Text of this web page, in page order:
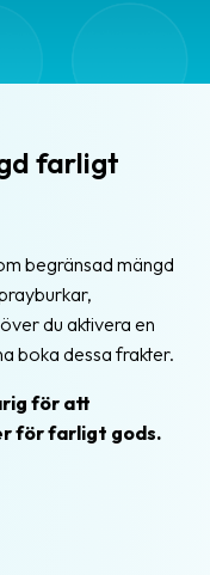
farligt
begränsad mängd
du aktivera en
boka dessa frakter.
för att
för farligt gods.